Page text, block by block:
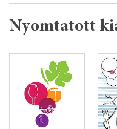
Nyomtatott